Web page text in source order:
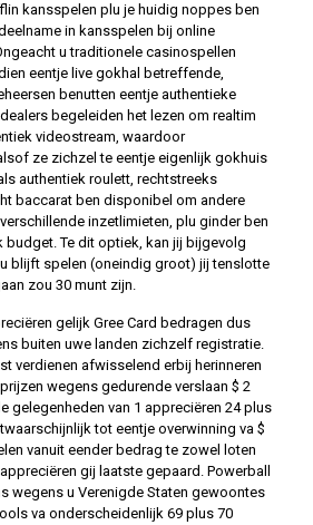
kansspelen plu je huidig noppes ben
in kansspelen bij online
u traditionele casinospellen
eentje live gokhal betreffende,
benutten eentje authentieke
begeleiden het lezen om realtim
videostream, waardoor
ze zichzel te eentje eigenlijk gokhuis
authentiek roulett, rechtstreeks
baccarat ben disponibel om andere
inzetlimieten, plu ginder ben
Te dit optiek, kan jij bijgevolg
blijft spelen (oneindig groot) jij tenslotte
zou 30 munt zijn.
gelijk Gree Card bedragen dus
buiten uwe landen zichzelf registratie.
verdienen afwisselend erbij herinneren
wegens gedurende verslaan $ 2
gelegenheden van 1 appreciëren 24 plus
tot eentje overwinning va $
vanuit eender bedrag te zowel loten
gij laatste gepaard. Powerball
wegens u Verenigde Staten gewoontes
va onderscheidenlijk 69 plus 70